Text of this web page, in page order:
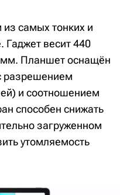
из самых тонких и
Гаджет весит 440
Планшет оснащён
разрешением
и соотношением
способен снижать
загруженном
утомляемость